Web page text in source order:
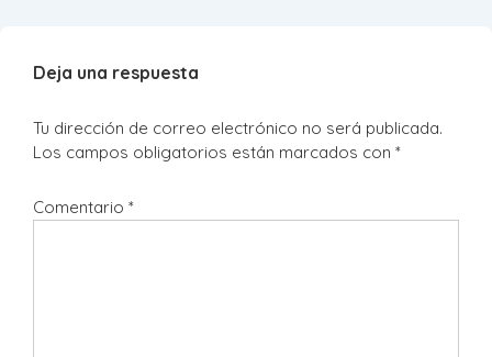
Deja una respuesta
Tu dirección de correo electrónico no será publicada.
Los campos obligatorios están marcados con *
Comentario *